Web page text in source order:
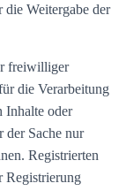
die Weitergabe der
freiwilliger
die Verarbeitung
Inhalte oder
der Sache nur
Registrierten
Registrierung